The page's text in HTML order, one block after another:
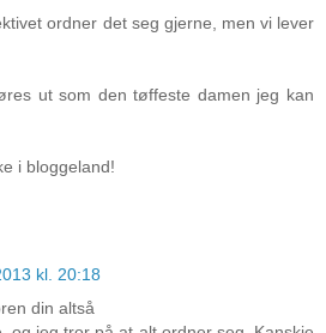
ordner det seg gjerne, men vi lever
ut som den tøffeste damen jeg kan
i bloggeland!
kl. 20:18
din altså